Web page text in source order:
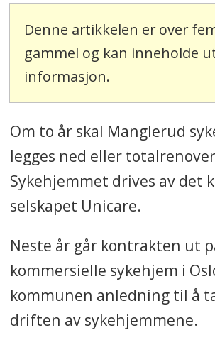
Denne artikkelen er over
gammel og kan inneholde
informasjon.
Om to år skal Manglerud
legges ned eller
Sykehjemmet drives av det
selskapet Unicare.
Neste år går kontrakten ut
kommersielle sykehjem i
kommunen anledning til å
driften av sykehjemmene.